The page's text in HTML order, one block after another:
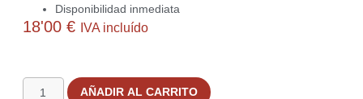
Disponibilidad inmediata
18'00 € IVA incluído
AÑADIR AL CARRITO